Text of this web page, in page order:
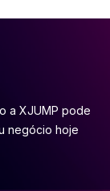
a XJUMP pode
negócio hoje